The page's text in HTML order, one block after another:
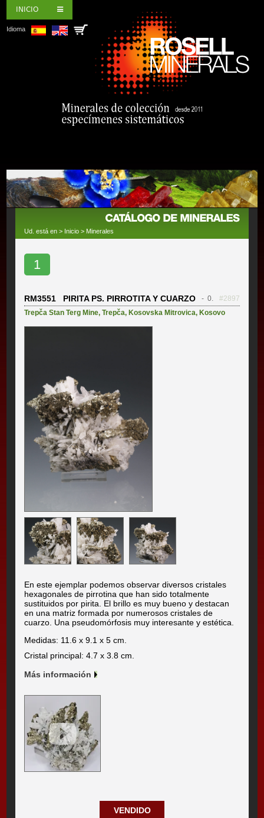
INICIO
Idioma
Ud. está en > Inicio > Minerales
1
RM3551 PIRITA PS. PIRROTITA Y CUARZO - 0.
#2897
Trepča Stan Terg Mine,Trepča, Kosovska Mitrovica, Kosovo
En este ejemplar podemos observar diversos cristales
hexagonales de pirrotina que han sido totalmente
sustituidos por pirita. El brillo es muy bueno y destacan
en una matriz formada por numerosos cristales de
cuarzo. Una pseudomórfosis muy interesante y estética.
Medidas: 11.6 x 9.1 x 5 cm.
Cristal principal: 4.7 x 3.8 cm.
Más información
VENDIDO